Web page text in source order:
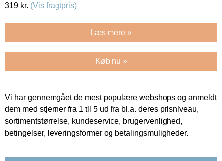
319 kr. (Vis fragtpris)
Læs mere »
Køb nu »
Vi har gennemgået de mest populære webshops og anmeldt
dem med stjerner fra 1 til 5 ud fra bl.a. deres prisniveau,
sortimentstørrelse, kundeservice, brugervenlighed,
betingelser, leveringsformer og betalingsmuligheder.